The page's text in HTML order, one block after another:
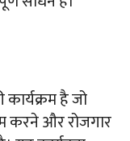
है जो
करने और रोजगार